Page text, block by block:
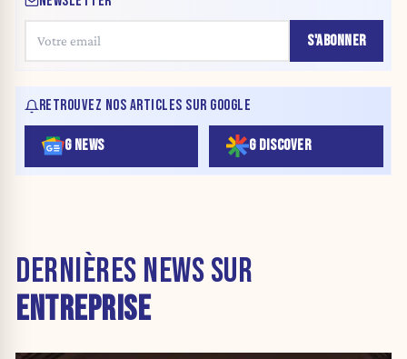
S'ABONNER
RETROUVEZ NOS ARTICLES SUR GOOGLE
G NEWS G DISCOVER
DERNIÈRES NEWS SUR
ENTREPRISE